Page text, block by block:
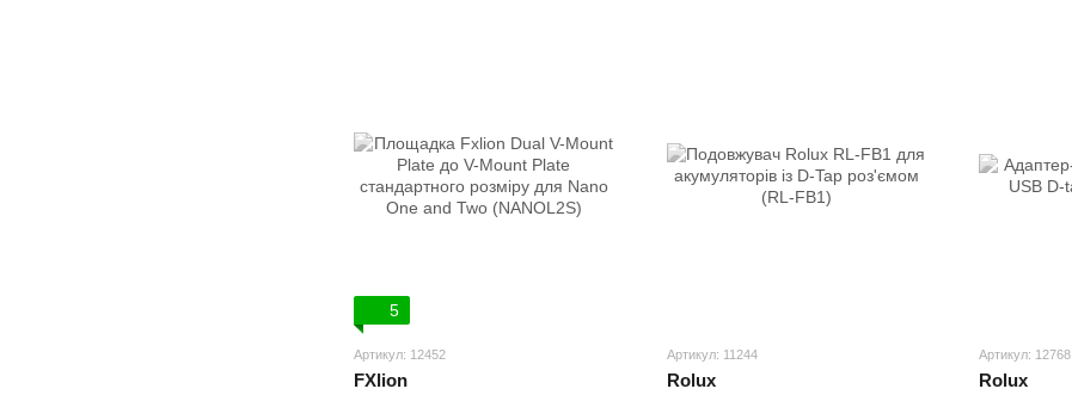
5
Артикул: 12452
FXlion
Артикул: 11244
Rolux
Артикул: 12768
Rolux